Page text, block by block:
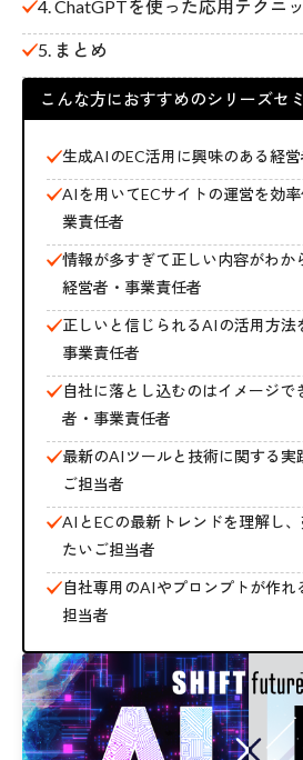
4. ChatGPTを使った応用テクニ
5. まとめ
こんな方におすすめのシリーズセ
生成AIのEC活用に興味のある経
AIを用いてECサイトの運営を効
業責任者
情報が多すぎて正しい内容がわか
経営者・事業責任者
正しいと信じられるAIの活用方法
事業責任者
自社に落とし込むのはイメージで
者・事業責任者
最新のAIツールと技術に関する実
ご担当者
AIとECの最新トレンドを理解し
たいご担当者
自社専用のAIやプロンプトが作れ
担当者